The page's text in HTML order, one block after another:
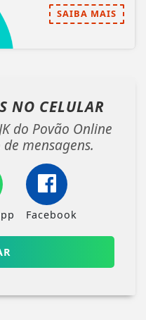
SAIBA MAIS
NO CELULAR
do Povão Online
mensagens.
Facebook